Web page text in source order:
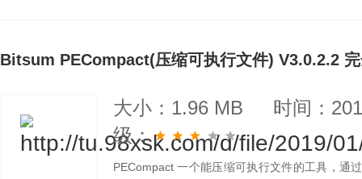
Bitsum PECompact(压缩可执行文件) V3.0.2.2
大小：1.96 MB
时间：
级：
PECompact 一个能压缩可执行文件的工具，通